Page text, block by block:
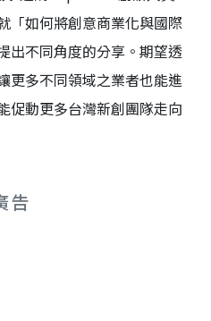
「如何將創意商業化與國際
出不同角度的分享。期望透
更多不同領域之業者也能進
促動更多台灣新創團隊走向
告